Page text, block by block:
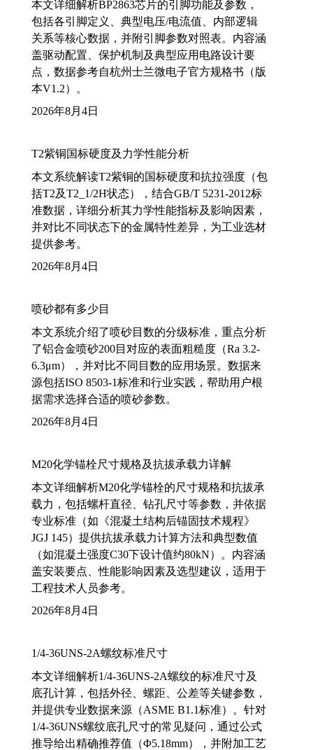
本文详细解析BP2863芯片的引脚功能及参数，
包括各引脚定义、典型电压/电流值、内部逻辑
关系等核心数据，并附引脚参数对照表。内容涵
盖驱动配置、保护机制及典型应用电路设计要
点，数据参考自杭州士兰微电子官方规格书（版
本V1.2）。
2026年8月4日
T2紫铜国标硬度及力学性能分析
本文系统解读T2紫铜的国标硬度和抗拉强度（包
括T2及T2_1/2H状态），结合GB/T 5231-2012标
准数据，详细分析其力学性能指标及影响因素，
并对比不同状态下的金属特性差异，为工业选材
提供参考。
2026年8月4日
喷砂都有多少目
本文系统介绍了喷砂目数的分级标准，重点分析
了铝合金喷砂200目对应的表面粗糙度（Ra 3.2-
6.3μm），并对比不同目数的应用场景。数据来
源包括ISO 8503-1标准和行业实践，帮助用户根
据需求选择合适的喷砂参数。
2026年8月4日
M20化学锚栓尺寸规格及抗拔承载力详解
本文详细解析M20化学锚栓的尺寸规格和抗拔承
载力，包括螺杆直径、钻孔尺寸等参数，并依据
专业标准（如《混凝土结构后锚固技术规程》
JGJ 145）提供抗拔承载力计算方法和典型数值
（如混凝土强度C30下设计值约80kN）。内容涵
盖安装要点、性能影响因素及选型建议，适用于
工程技术人员参考。
2026年8月4日
1/4-36UNS-2A螺纹标准尺寸
本文详细解析1/4-36UNS-2A螺纹的标准尺寸及
底孔计算，包括外径、螺距、公差等关键参数，
并提供专业数据来源（ASME B1.1标准）。针对
1/4-36UNS螺纹底孔尺寸的常见疑问，通过公式
推导给出精确推荐值（Φ5.18mm），并附加工艺